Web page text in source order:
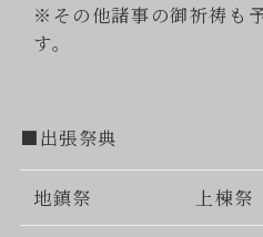
※その他諸事の御祈祷も
す。
■出張祭典
地鎮祭 上棟祭